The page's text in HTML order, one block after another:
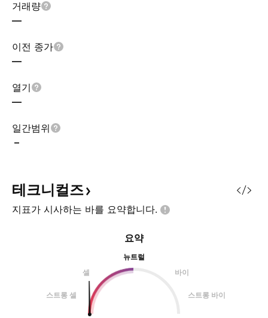
거래량
—
이전 종가
—
열기
—
일간범위
–
테크니컬즈
지표가 시사하는 바를 요약합니다.
요약
뉴트럴
셀
바이
스트롱 셀 스트롱 바이